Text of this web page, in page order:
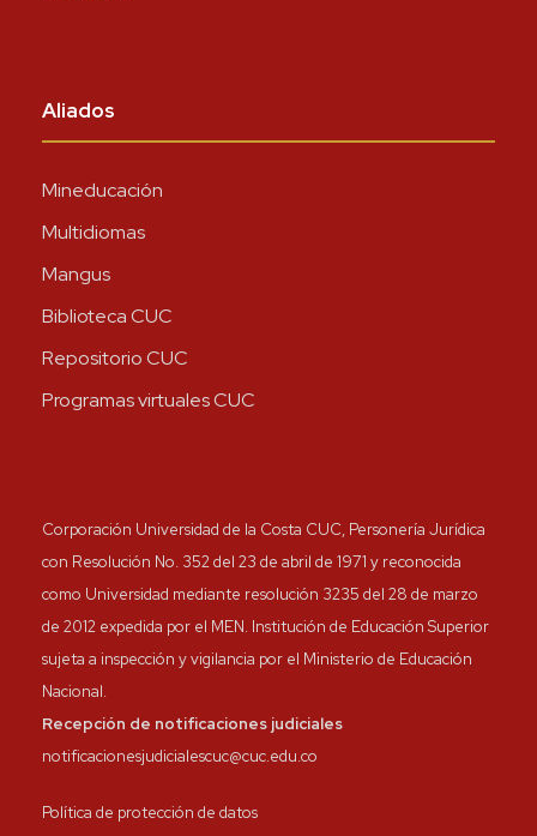
Aliados
Mineducación
Multidiomas
Mangus
Biblioteca CUC
Repositorio CUC
Programas virtuales CUC
Corporación Universidad de la Costa CUC, Personería Jurídica
con Resolución No. 352 del 23 de abril de 1971 y reconocida
como Universidad mediante resolución 3235 del 28 de marzo
de 2012 expedida por el MEN. Institución de Educación Superior
sujeta a inspección y vigilancia por el Ministerio de Educación
Nacional.
Recepción de notificaciones judiciales
notificacionesjudicialescuc@cuc.edu.co
Política de protección de datos